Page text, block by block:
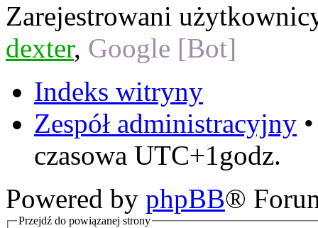
Zarejestrowani
dexter, Google [Bot]
Indeks witryny
Zespół administracyjny
czasowa UTC+1godz.
Powered by phpBB®
Przejdź do powiązanej strony